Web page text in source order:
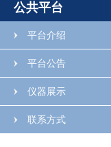
公共平台
平台介绍
平台公告
仪器展示
联系方式